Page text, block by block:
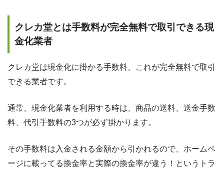
クレカ堂とは手数料が完全無料で取引できる現
金化業者
クレカ堂は現金化に掛かる手数料、これが完全無料で取引
できる業者です。
通常、現金化業者を利用する時は、商品の送料、送金手数
料、代引手数料の3つが必ず掛かります。
その手数料は入金される金額から引かれるので、ホームペ
ージに載ってる換金率と実際の換金率が違う！というトラ